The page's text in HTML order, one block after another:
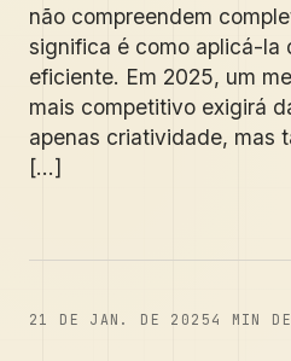
não compreendem
significa é como aplicá-la
eficiente. Em 2025, um
mais competitivo exigirá
apenas criatividade, mas
[...]
21 DE JAN. DE 2025 4 MIN